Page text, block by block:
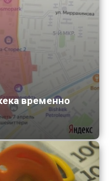
временно